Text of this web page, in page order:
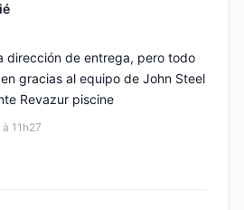
11h27
dirección de entrega, pero todo
gracias al equipo de John Steel
Revazur piscine